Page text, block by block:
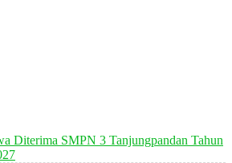
Diterima SMPN 3 Tanjungpandan Tahun